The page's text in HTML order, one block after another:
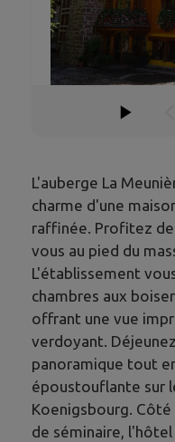
L'auberge La
charme d'une
raffinée. Profitez
vous au pied du
L'établissement
chambres aux
offrant une vue
verdoyant.
panoramique tout
époustouflante sur
Koenigsbourg.
de séminaire,